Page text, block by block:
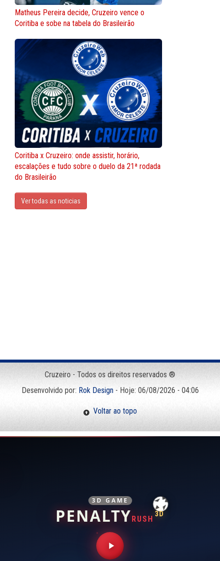
Matheus Pereira decide, Cruzeiro vence o
Coritiba e sobe na tabela do Brasileirão
Coritiba x Cruzeiro: onde assistir, horário,
escalações e tudo sobre o duelo da 21ª rodada
do Brasileirão
Ver todas as noticias
Cruzeiro - Todos os direitos reservados ®
Desenvolvido por: Rok Design- Hoje: 06/08/2026 - 04:06
Voltar ao topo
3D GAME
PENALTYRUSH
3D